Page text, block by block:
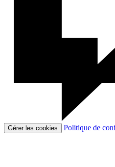
Gérer les cookies Politique de